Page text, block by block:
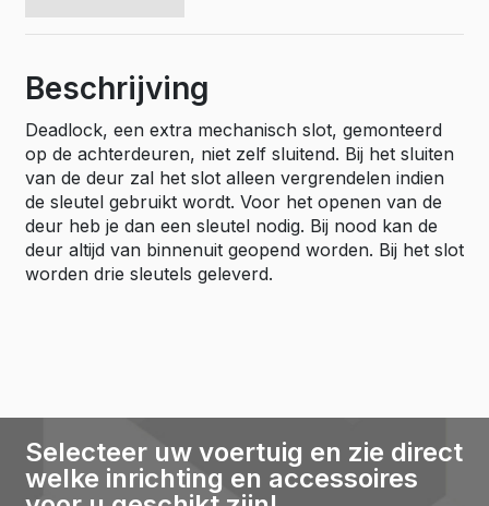
=
slot
met
sleutel,
incl.
mont.
Obdam
aantal
Beschrijving
Deadlock, een extra mechanisch slot, gemonteerd
op de achterdeuren, niet zelf sluitend. Bij het sluiten
van de deur zal het slot alleen vergrendelen indien
de sleutel gebruikt wordt. Voor het openen van de
deur heb je dan een sleutel nodig. Bij nood kan de
deur altijd van binnenuit geopend worden. Bij het slot
worden drie sleutels geleverd.
Selecteer uw voertuig en zie direct
welke inrichting en accessoires